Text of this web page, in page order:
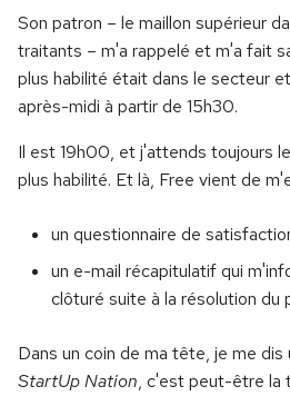
Son patron – le maillon supérieur
traitants – m'a rappelé et m'a fait
plus habilité était dans le secteur
après-midi à partir de 15h30.
Il est 19h00, et j'attends toujours
plus habilité. Et là, Free vient de
un questionnaire de
un e-mail récapitulatif qui
clôturé suite à la résolution du
Dans un coin de ma tête, je me
StartUp Nation, c'est peut-être la